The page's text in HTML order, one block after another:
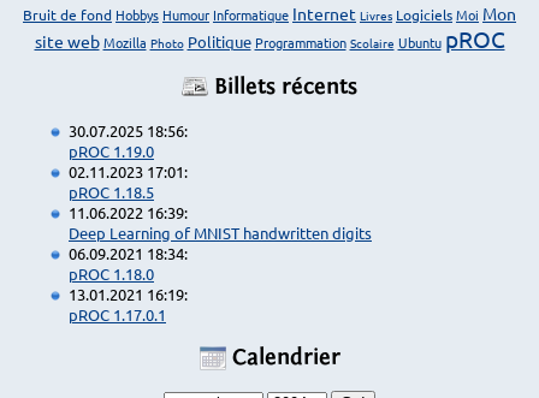
Bruit de fond Hobbys Humour Informatique Internet Livres LogicielsMoi Mon
site web Mozilla Photo Politique Programmation Scolaire Ubuntu pROC
Billets récents
30.07.2025 18:56:
pROC 1.19.0
02.11.2023 17:01:
pROC 1.18.5
11.06.2022 16:39:
Deep Learning of MNIST handwritten digits
06.09.2021 18:34:
pROC 1.18.0
13.01.2021 16:19:
pROC 1.17.0.1
Calendrier